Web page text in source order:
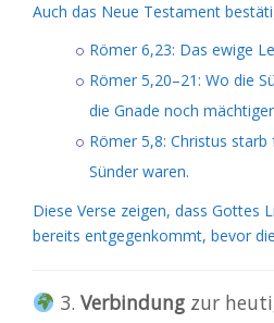
Auch das Neue Testament
Römer 6,23: Das ewige
Römer 5,20–21: Wo die
die Gnade noch
Römer 5,8: Christus
Sünder waren.
Diese Verse zeigen, dass Gottes
bereits entgegenkommt, bevor
3. Verbindungzur